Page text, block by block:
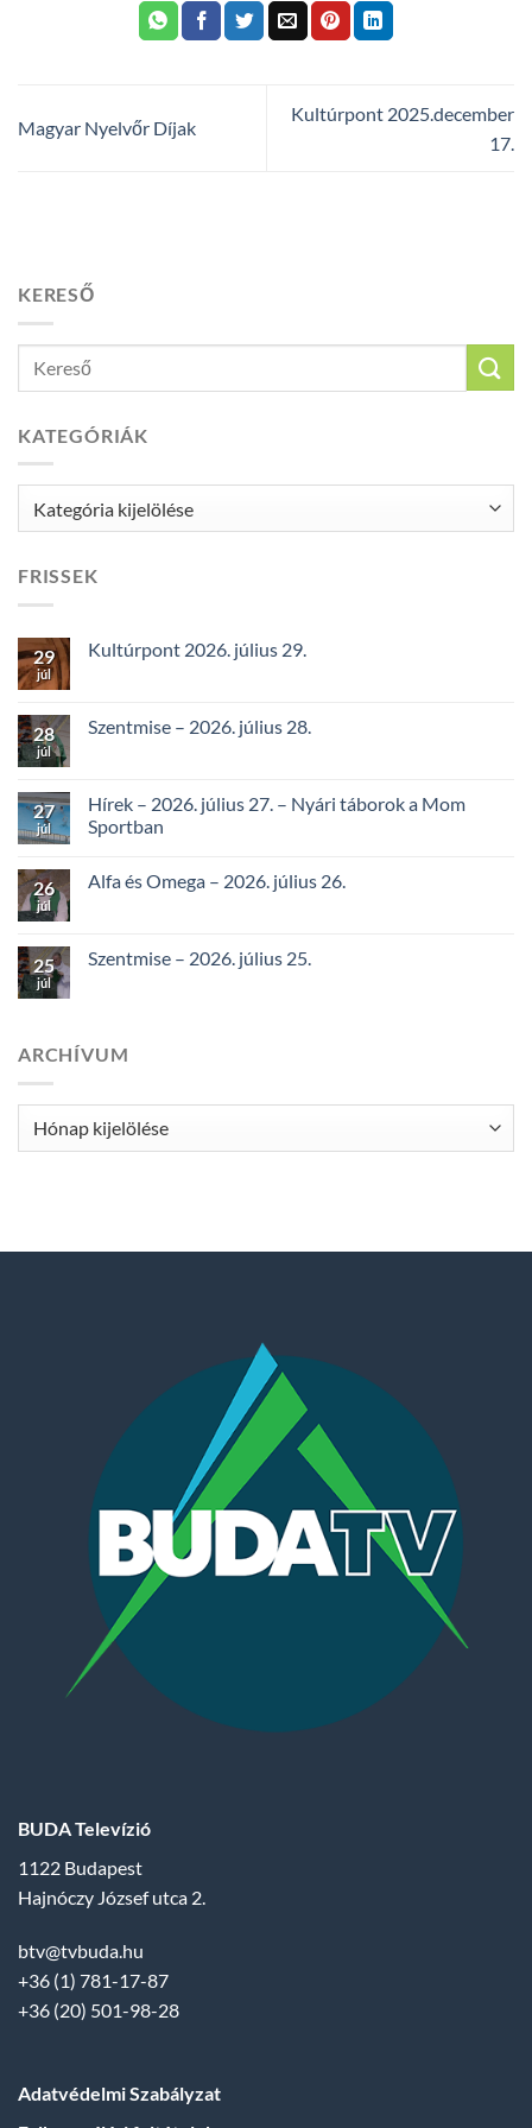
Magyar Nyelvőr Díjak
Kultúrpont 2025.december
17.
KERESŐ
KATEGÓRIÁK
FRISSEK
29
júl
Kultúrpont 2026. július 29.
28
júl
Szentmise – 2026. július 28.
27
júl
Hírek – 2026. július 27. – Nyári táborok a Mom
Sportban
26
júl
Alfa és Omega – 2026. július 26.
25
júl
Szentmise – 2026. július 25.
ARCHÍVUM
Archívum
BUDA Televízió
1122 Budapest
Hajnóczy József utca 2.
btv@tvbuda.hu
+36 (1) 781-17-87
+36 (20) 501-98-28
Adatvédelmi Szabályzat